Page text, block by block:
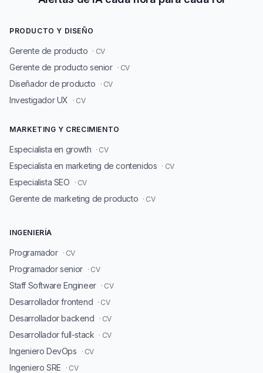
PRODUCTO Y DISEÑO
Gerente de producto · CV
Gerente de producto senior · CV
Diseñador de producto · CV
Investigador UX · CV
MARKETING Y CRECIMIENTO
Especialista en growth · CV
Especialista en marketing de contenidos · CV
Especialista SEO · CV
Gerente de marketing de producto · CV
INGENIERÍA
Programador · CV
Programador senior · CV
Staff Software Engineer · CV
Desarrollador frontend · CV
Desarrollador backend · CV
Desarrollador full-stack · CV
Ingeniero DevOps · CV
Ingeniero SRE · CV